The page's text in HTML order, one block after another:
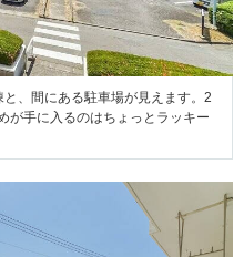
、間にある駐車場が見えます。2
が手に入るのはちょっとラッキー